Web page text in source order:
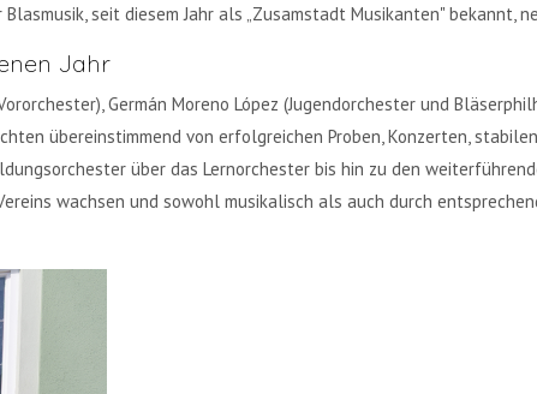
seit diesem Jahr als „Zusamstadt Musikanten" bekannt,
Jahr
Germán Moreno López (Jugendorchester und
übereinstimmend von erfolgreichen Proben, Konzerten,
über das Lernorchester bis hin zu den
wachsen und sowohl musikalisch als auch durch